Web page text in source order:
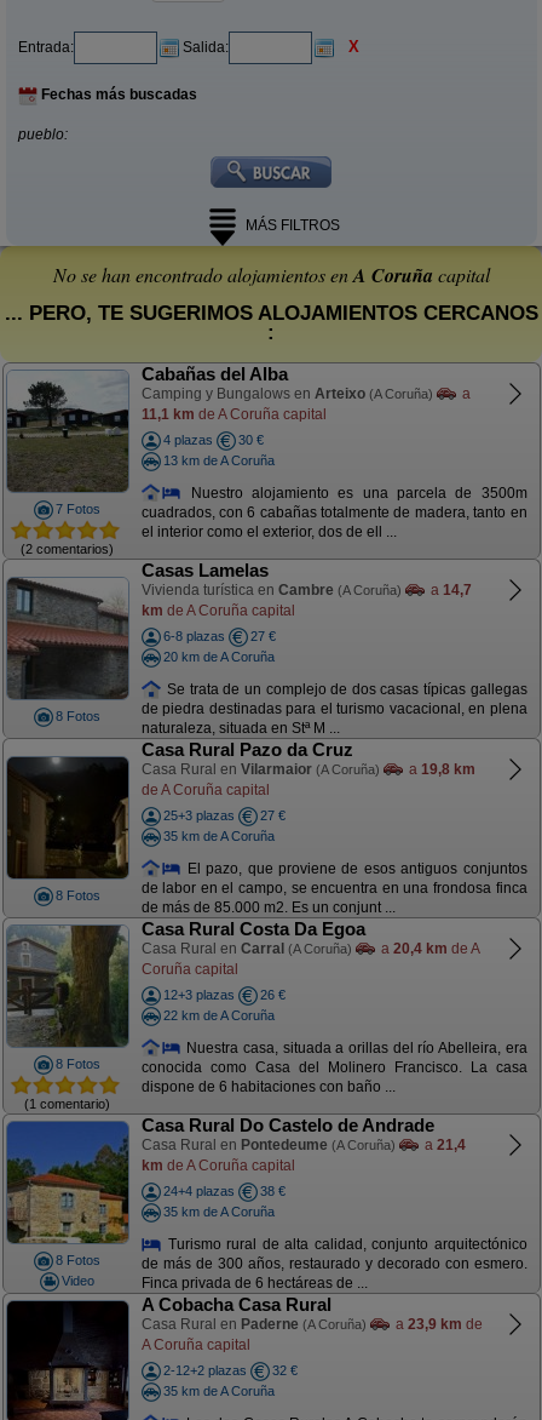
Entrada: Salida: X
Fechas más buscadas
pueblo:
MÁS FILTROS
No se han encontrado alojamientos enA Coruña capital
... PERO, TE SUGERIMOS ALOJAMIENTOS CERCANOS
:
7 Fotos
(2 comentarios)
Cabañas del Alba
Camping y Bungalows en Arteixo (A Coruña)
a
11,1 km de A Coruña capital
4 plazas
30 €
13 km de A Coruña
Nuestro alojamiento es una parcela de 3500m
cuadrados, con 6 cabañas totalmente de madera, tanto en
el interior como el exterior, dos de ell ...
8 Fotos
Casas Lamelas
Vivienda turística en Cambre (A Coruña) a 14,7
km de A Coruña capital
6-8 plazas
27 €
20 km de A Coruña
Se trata de un complejo de dos casas típicas gallegas
de piedra destinadas para el turismo vacacional, en plena
naturaleza, situada en Stª M ...
8 Fotos
Casa Rural Pazo da Cruz
Casa Rural en Vilarmaior (A Coruña) a 19,8 km
de A Coruña capital
25+3 plazas
27 €
35 km de A Coruña
El pazo, que proviene de esos antiguos conjuntos
de labor en el campo, se encuentra en una frondosa finca
de más de 85.000 m2. Es un conjunt ...
8 Fotos
(1 comentario)
Casa Rural Costa Da Egoa
Casa Rural en Carral (A Coruña) a 20,4 km de A
Coruña capital
12+3 plazas
26 €
22 km de A Coruña
Nuestra casa, situada a orillas del río Abelleira, era
conocida como Casa del Molinero Francisco. La casa
dispone de 6 habitaciones con baño ...
8 Fotos
Video
Casa Rural Do Castelo de Andrade
Casa Rural en Pontedeume (A Coruña) a 21,4
km de A Coruña capital
24+4 plazas
38 €
35 km de A Coruña
Turismo rural de alta calidad, conjunto arquitectónico
de más de 300 años, restaurado y decorado con esmero.
Finca privada de 6 hectáreas de ...
A Cobacha Casa Rural
Casa Rural en Paderne (A Coruña) a 23,9 km de
A Coruña capital
2-12+2 plazas
32 €
35 km de A Coruña